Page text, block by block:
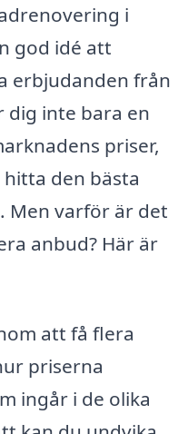
i
god idé att
erbjudanden från
dig inte bara en
priser,
den bästa
Men varför är det
anbud? Här är
att få flera
priserna
ingår i de olika